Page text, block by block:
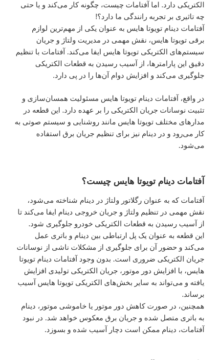
الکتریکی دارد. اما آفتامات چیست، چگونه کار می‌کند و یا حتی
چه تاثیری بر تجربه رانندگی ما دارد؟!
آفتامات دینام تویوتا هایس به عنوان یکی از مهم‌ترین لوازم
برقی تویوتا هایس، نقش مهمی در مدیریت ولتاژ و جریان
سیستم‌های الکتریکی تویوتا هایس ایفا می‌کند. آفتامات با تنظیم
دقیق این پارامتر‌ها، از آسیب رسیدن به قطعات الکتریکی
جلوگیری می‌کند و افزایش دوام آن‌ها را در پی دارد.
در واقع، آفتامات دینام تویوتا هایس مسئولیت همسان‌سازی و
تثبیت نوسانات جریان الکتریکی را بر عهده دارد. این قطعه در
مدار‌های مختلف تویوتا هایس مانند روشنایی و سیستم صوتی به
کار می‌رود و در دینام نیز برای تنظیم جریان برق استفاده
می‌شود.
آفتامات دینام تویوتا هایس چیست؟
آفتامات که به عنوان رگلاتور ولتاژ در دینام شناخته می‌شود،
نقش مهمی در تنظیم ولتاژ و جریان خروجی دینام ایفا می‌کند تا
از آسیب رسیدن به قطعات الکتریکی خودرو جلوگیری شود.
این قطعه به عنوان یک پل ارتباطی بین دینام و باتری عمل
می‌کند و حضور آن برای جلوگیری از مشکلات ناشی از نوسانات
جریان الکتریکی ضروری است. بدون وجود آفتامات دینام تویوتا
هایس، با افزایش دور موتور، جریان الکتریکی تولیدی افزایش
یافته و می‌تواند به سایر بخش‌های الکتریکی تویوتا هایس آسیب
برساند.
همچنین، در صورت کاهش دور موتور یا خاموشی موتور، دینام
به باتری متصل شده و جریان برق معکوس خواهد شد. در نبود
آفتامات، دینام ممکن است دچار آسیب شده و بسوزد.